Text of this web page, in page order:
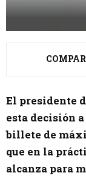
El presidente
esta decisión
billete de
que en la
alcanza para